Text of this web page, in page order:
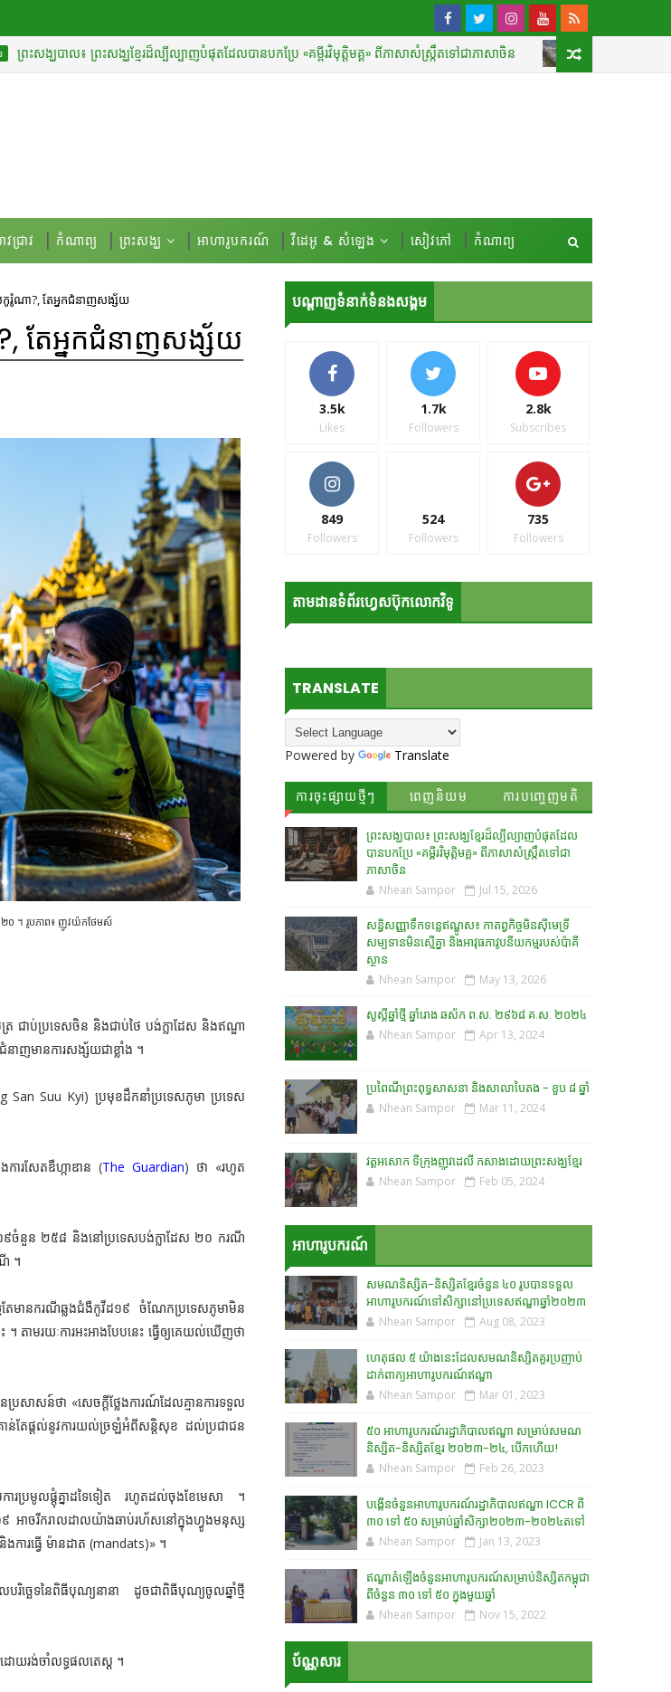
ល៖ ព្រះសង្ឃខ្មែរដ៏ល្បីល្បាញបំផុតដែលបានបកប្រែ «គម្ពីរវិមុត្តិមគ្គ» ពីភាសាសំស្រ្កឹតទៅជាភាសាចិន ទស្សនទាន សន្ធិសញ្ញាទឹកទន្លេ
ជ្រាវ កំណាព្យ ព្រះសង្ឃ អាហារូបករណ៍ វីដេអូ & សំឡេង សៀវភៅ កំណាព្យ
កូរ៉ូណា?, តែអ្នកជំនាញសង្ស័យ
តែអ្នកជំនាញសង្ស័យ
០២០ ។ រូបភាព៖ ញូវយ៉កថែមស៍
រ ជាប់ប្រទេសចិន និងជាប់ថៃ បង់ក្លាដែស និងឥណ្ឌា
ាញមានការសង្ស័យជាខ្លាំង ។
Suu Kyi) ប្រមុខដឹកនាំប្រទេសភូមា ប្រទេស
ារសែតឌឺហ្កាឌាន (The Guardian) ថា «រហូត
ដ១៩ចំនួន ២៥៨ និងនៅប្រទេសបង់ក្លាដែស ២០ ករណី
។
តែមានករណីឆ្លងជំងឺកូវីដ១៩ ចំណែកប្រទេសភូមាមិន
តាមរយៈការអះអាងបែបនេះ ធ្វើឲ្យគេយល់ឃើញថា
សាសន៍ថា «សេចក្តីថ្លែងការណ៍ដែលគ្មានការទទួល
រាន់តែផ្តល់នូវការយល់ច្រឡំអំពីសន្តិសុខ ដល់ប្រជាជន
ារប្រមូលផ្តុំគ្នាដទៃទៀត រហូតដល់ចុងខែមេសា ។
៩ អាចរីករាលដាលយ៉ាងឆាប់រហ័សនៅក្នុងហ្វូងមនុស្ស
ារធ្វើ ម៉ានដាត (mandats)» ។
បរិច្ឆេទនៃពិធីបុណ្យនានា ដូចជាពិធីបុណ្យចូលឆ្នាំថ្មី
ដោយរង់ចាំលទ្ធផលតេស្ត ។
បណ្ដាញទំនាក់ទំនងសង្គម
3.5k
Likes
1.7k
Followers
2.8k
Subscribes
849
Followers
524
Followers
735
Followers
តាមដានទំព័រហ្វេសប៊ុកលោកវិទូ
TRANSLATE
Powered by Translate
ការចុះផ្សាយថ្មីៗ ពេញនិយម ការបញ្ចេញមតិ
ព្រះសង្ឃបាល៖ ព្រះសង្ឃខ្មែរដ៏ល្បីល្បាញបំផុតដែល
បានបកប្រែ «គម្ពីរវិមុត្តិមគ្គ» ពីភាសាសំស្រ្កឹតទៅជា
ភាសាចិន
Nhean Sampor Jul 15, 2026
សន្ធិសញ្ញាទឹកទន្លេឥណ្ឌូស៖ កាតព្វកិច្ចមិនស៊ីមេទ្រី
សម្បទានមិនស្មើគ្នា និងអាវុធភាវូបនីយកម្មរបស់ប៉ាគី
ស្ថាន​
Nhean Sampor May 13, 2026
សួស្តីឆ្នាំថ្មី ឆ្នាំរោង ឆស័ក ព.ស. ២៩៦៨ គ.ស. ២០២៤
Nhean Sampor Apr 13, 2024
ប្រពៃណីព្រះពុទ្ធសាសនា និងសាលាបៃតង - ខួប ៨ ឆ្នាំ
Nhean Sampor Mar 11, 2024
វត្តអសោក ទីក្រុងញូវដេលី កសាងដោយព្រះសង្ឃខ្មែរ
Nhean Sampor Feb 05, 2024
អាហារូបករណ៍
សមណនិស្សិត-និស្សិតខ្មែរចំនួន ៤០ រូបបានទទួល
អាហារូបករណ៍ទៅសិក្សានៅប្រទេសឥណ្ឌាឆ្នាំ២០២៣
Nhean Sampor Aug 08, 2023
ហេតុផល ៥ យ៉ាងនេះដែលសមណនិស្សិតគួរប្រញាប់
ដាក់ពាក្យអាហារូបករណ៍ឥណ្ឌា
Nhean Sampor Mar 01, 2023
៥០ អាហារូបករណ៍រដ្ឋាភិបាលឥណ្ឌា សម្រាប់សមណ
និស្សិត-និស្សិតខ្មែរ ២០២៣-២៤, បើកហើយ!
Nhean Sampor Feb 26, 2023
បង្កើនចំនួនអាហារូបករណ៍រដ្ឋាភិបាលឥណ្ឌា ICCR ពី
៣០ ទៅ ៥០ សម្រាប់ឆ្នាំសិក្សា២០២៣-២០២៤តទៅ
Nhean Sampor Jan 13, 2023
ឥណ្ឌាតំឡើងចំនួនអាហារូបករណ៍សម្រាប់និស្សិតកម្ពុជា
ពីចំនួន ៣០ ទៅ ៥០ ក្នុងមួយឆ្នាំ
Nhean Sampor Nov 15, 2022
ប័ណ្ណសារ